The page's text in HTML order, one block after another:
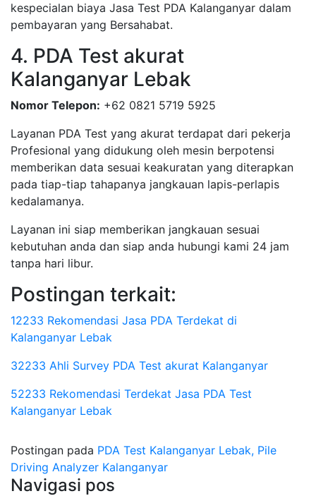
kespecialan biaya Jasa Test PDA Kalanganyar dalam
pembayaran yang Bersahabat.
4. PDA Test akurat
Kalanganyar Lebak
Nomor Telepon: +62 0821 5719 5925
Layanan PDA Test yang akurat terdapat dari pekerja
Profesional yang didukung oleh mesin berpotensi
memberikan data sesuai keakuratan yang diterapkan
pada tiap-tiap tahapanya jangkauan lapis-perlapis
kedalamanya.
Layanan ini siap memberikan jangkauan sesuai
kebutuhan anda dan siap anda hubungi kami 24 jam
tanpa hari libur.
Postingan terkait:
12233 Rekomendasi Jasa PDA Terdekat di
Kalanganyar Lebak
32233 Ahli Survey PDA Test akurat Kalanganyar
52233 Rekomendasi Terdekat Jasa PDA Test
Kalanganyar Lebak
Postingan pada PDA Test Kalanganyar Lebak, Pile
Driving Analyzer Kalanganyar
Navigasi pos